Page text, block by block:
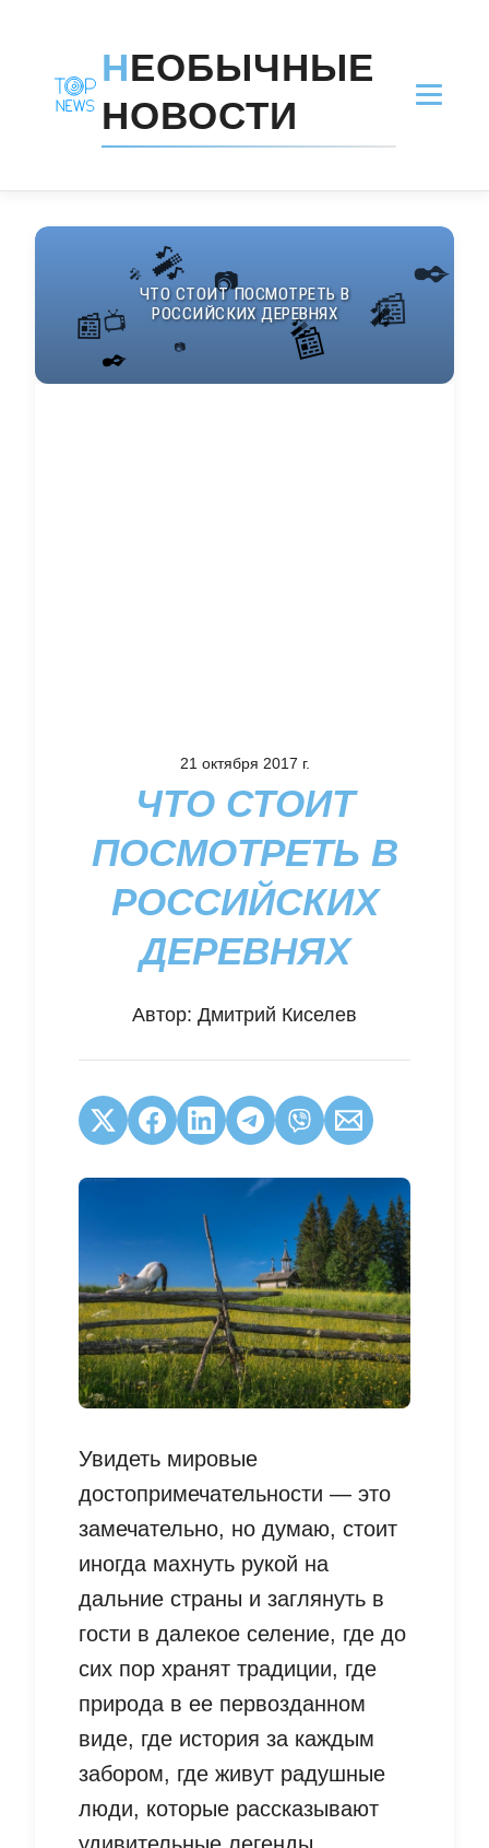
НЕОБЫЧНЫЕ
НОВОСТИ
21 октября 2017 г.
ЧТО СТОИТ
ПОСМОТРЕТЬ В
РОССИЙСКИХ
ДЕРЕВНЯХ
Автор: Дмитрий Киселев
Увидеть мировые
достопримечательности — это
замечательно, но думаю, стоит
иногда махнуть рукой на
дальние страны и заглянуть в
гости в далекое селение, где до
сих пор хранят традиции, где
природа в ее первозданном
виде, где история за каждым
забором, где живут радушные
люди, которые рассказывают